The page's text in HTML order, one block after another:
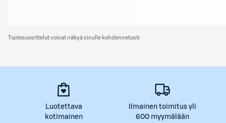
Tuotesuosittelut voivat näkyä sinulle kohdennetusti
Luotettava
kotimainen
Ilmainen toimitus yli
600 myymälään